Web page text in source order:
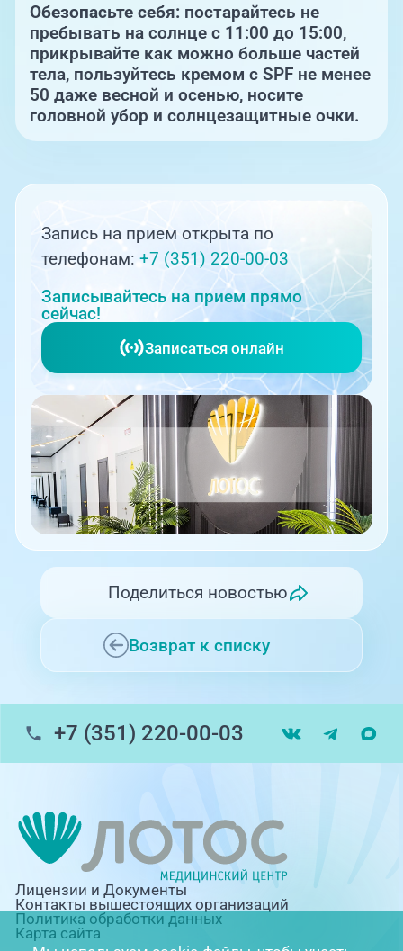
Обезопасьте себя: постарайтесь не
пребывать на солнце с 11:00 до 15:00,
прикрывайте как можно больше частей
тела, пользуйтесь кремом с SPF не менее
50 даже весной и осенью, носите
головной убор и солнцезащитные очки.
Запись на прием открыта по
телефонам:+7 (351) 220-00-03
Записывайтесь на прием прямо
сейчас!
Записаться онлайн
Возврат к списку
Поделиться новостью
+7 (351) 220-00-03
Лицензии и Документы
Контакты вышестоящих организаций
Политика обработки данных
Карта сайта